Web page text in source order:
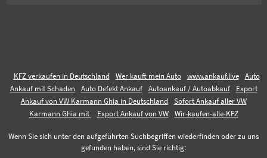
KFZ verkaufen in Deutschland Wer kauft mein Auto www.ankauf.live
Auto
Ankauf mit Schaden
Auto Defekt Ankauf Autoankauf / Autoabkauf
Export
Ankauf von VW Karmann Ghia in Deutschland
Sofort Ankauf aller VW
Karmann Ghia mit
Export Ankauf von VW Wir-kaufen-alle-KFZ
Wenn Sie sich unter den aufgeführten Suchbegriffen wiederfinden oder zu uns
gefunden haben, sind Sie richtig: